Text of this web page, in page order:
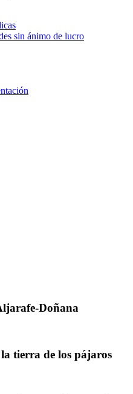
sin ánimo de lucro
Doñana
tierra de los pájaros